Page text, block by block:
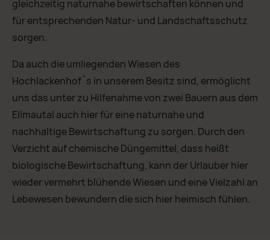
gleichzeitig naturnahe bewirtschaften können und
für entsprechenden Natur- und Landschaftsschutz
sorgen.
Da auch die umliegenden Wiesen des
Hochlackenhof`s in unserem Besitz sind, ermöglicht
uns das unter zu Hilfenahme von zwei Bauern aus dem
Ellmautal auch hier für eine naturnahe und
nachhaltige Bewirtschaftung zu sorgen. Durch den
Verzicht auf chemische Düngemittel, dass heißt
biologische Bewirtschaftung, kann der Urlauber hier
wieder vermehrt blühende Wiesen und eine Vielzahl an
Lebewesen bewundern die sich hier heimisch fühlen.